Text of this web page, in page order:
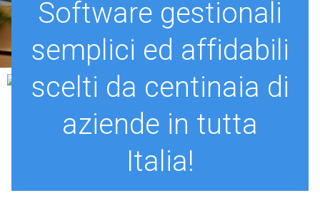
Software gestionali
semplici ed affidabili
scelti da centinaia di
aziende in tutta
Italia!